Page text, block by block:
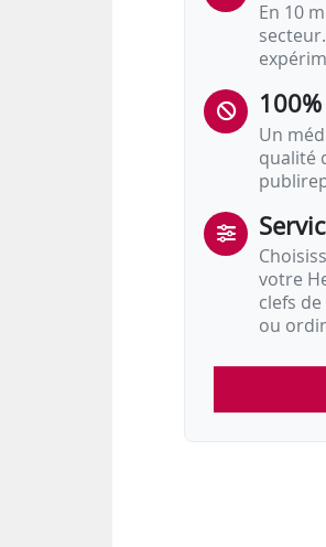
En 10
Un
qualité
votre
clefs
ou